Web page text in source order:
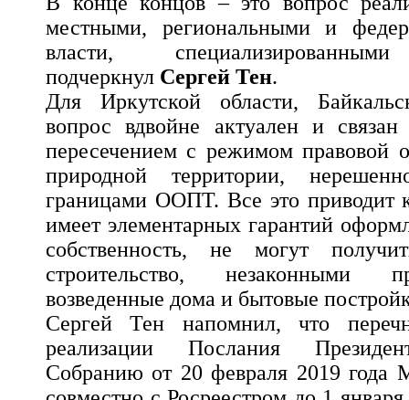
местными, региональными и
власти,
подчеркнул Сергей Тен.
Для Иркутской области,
вопрос вдвойне актуален и
пересечением с режимом правовой
природной территории,
границами ООПТ. Все это приводит
имеет элементарных гарантий
собственность, не могут
строительство, незаконными
возведенные дома и бытовые
Сергей Тен напомнил, что
реализации Послания
Собранию от 20 февраля 2019 года